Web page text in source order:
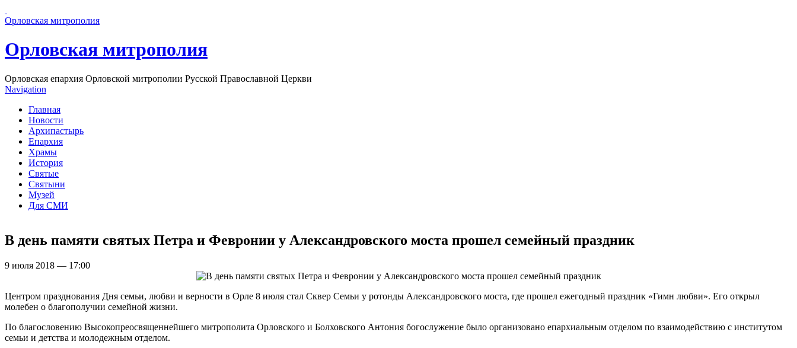
Орловская митрополия
Орловская митрополия
Орловская епархия Орловской митрополии Русской Православной Церкви
Navigation
Главная
Новости
Архипастырь
Епархия
Храмы
История
Святые
Святыни
Музей
Для СМИ
В день памяти святых Петра и Февронии у Александровского моста прошел семейный праздник
9 июля 2018 — 17:00
Центром празднования Дня семьи, любви и верности в Орле 8 июля стал Сквер Семьи у ротонды Александровского моста, где прошел ежегодный праздник «Гимн любви». Его открыл
молебен о благополучии семейной жизни.
По благословению Высокопреосвященнейшего митрополита Орловского и Болховского Антония богослужение было организовано епархиальным отделом по взаимодействию с институтом
семьи и детства и молодежным отделом.